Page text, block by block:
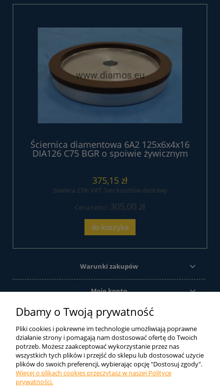
Ściernica diamentowa 6A2 125x6x4x16
DIA126 C75 BGR o spoiwie żywicznym
375,15 zł
zawiera 23% VAT, bez kosztów dostawy
Cena netto: 305,00 zł
do koszyka
Warunki zakupów
Moje konto
Informacje o sklepie
Ze względu na szeroką gamę produktów oferowanych przez firmę
DIAMOS sp. j. sklep internetowy oferuje tylko ich część. Jeśli nie
znaleźli Państwo tutaj tego czego szukali zachęcamy do kontaktu
telefonicznego lub mailowego. Postaramy się dobrać odpowiedni
Dbamy o Twoją prywatność
Pliki cookies i pokrewne im technologie umożliwiają poprawne
działanie strony i pomagają nam dostosować ofertę do Twoich
potrzeb. Możesz zaakceptować wykorzystanie przez nas
wszystkich tych plików i przejść do sklepu lub dostosować użycie
plików do swoich preferencji, wybierając opcję "Dostosuj zgody".
Więcej o plikach cookies przeczytasz w naszej Polityce
prywatności.